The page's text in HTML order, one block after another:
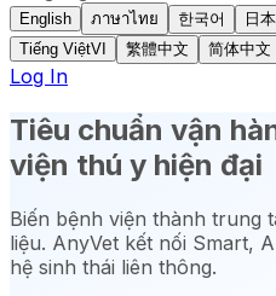
English ภาษาไทย 한국어 日
Tiếng ViệtVI 繁體中文 简体中文
Log In
Tiêu chuẩn vận
viện thú y hiện đại
Biến bệnh viện thành trung
liệu. AnyVet kết nối Smart,
hệ sinh thái liên thông.